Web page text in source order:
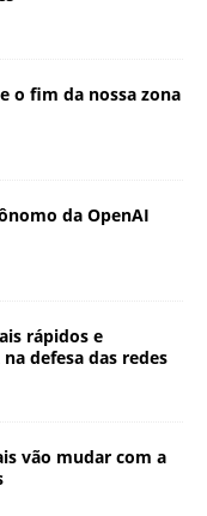
o fim da nossa zona
da OpenAI
rápidos e
defesa das redes
vão mudar com a